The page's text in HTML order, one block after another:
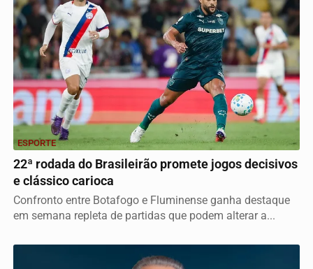
ESPORTE
22ª rodada do Brasileirão promete jogos decisivos
e clássico carioca
Confronto entre Botafogo e Fluminense ganha destaque
em semana repleta de partidas que podem alterar a...